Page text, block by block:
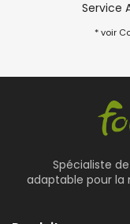
Service
* voir
Spécialiste
adaptable pour